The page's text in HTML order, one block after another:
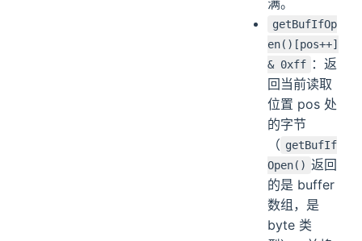
满。
getBufIfOp
en()[pos++]
& 0xff ：返
回当前读取
位置 pos 处
的字节
（ getBufIf
Open() 返回
的是 buffer
数组，是
byte 类